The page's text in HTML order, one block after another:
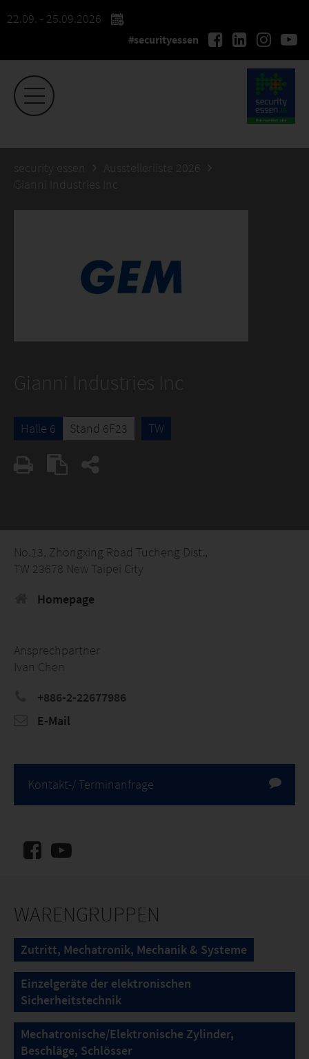
22.09. - 25.09.2026
#securityessen
security essen
Ausstellerliste 2026
Gianni Industries Inc
Gianni Industries Inc
Halle 6 Stand 6F23 TW
No.13, Zhongxing Road Tucheng Dist.,
TW 23678 New Taipei City
Homepage
Ansprechpartner
Ivan Chen
+886-2-22677986
E-Mail
Kontakt-/ Terminanfrage
WARENGRUPPEN
Zutritt, Mechatronik, Mechanik & Systeme
Einzelgeräte der elektronischen
Sicherheitstechnik
Mechatronische/Elektronische Zylinder,
Beschläge, Schlösser